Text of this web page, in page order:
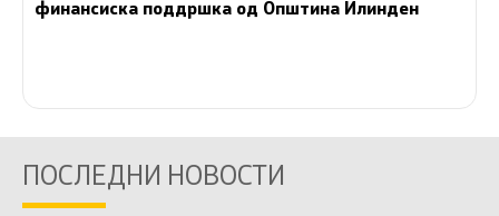
финансиска поддршка од Општина Илинден
ПОСЛЕДНИ НОВОСТИ